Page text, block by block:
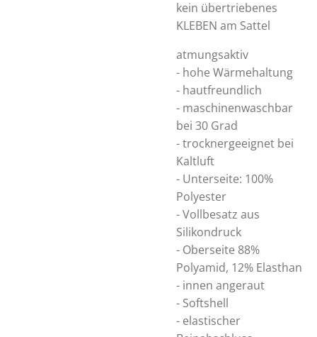
kein übertriebenes
KLEBEN am Sattel
atmungsaktiv
- hohe Wärmehaltung
- hautfreundlich
- maschinenwaschbar
bei 30 Grad
- trocknergeeignet bei
Kaltluft
- Unterseite: 100%
Polyester
- Vollbesatz aus
Silikondruck
- Oberseite 88%
Polyamid, 12% Elasthan
- innen angeraut
- Softshell
- elastischer